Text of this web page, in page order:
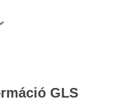
GLS